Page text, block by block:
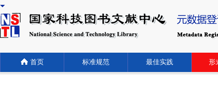
首页 标准规范 最佳实践 形